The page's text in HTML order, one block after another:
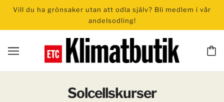
Vill du ha grönsaker utan att odla själv? Bli medlem i vår
andelsodling!
Solcellskurser